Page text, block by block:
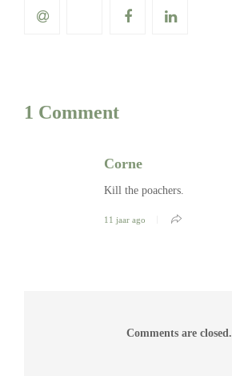
1 Comment
Corne
Kill the poachers.
11 jaar ago
Comments are closed.